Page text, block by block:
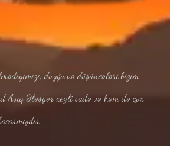
duyğu və düşüncələri bizim
Aşıq Ələsgər xeyli sadə və həm də çox